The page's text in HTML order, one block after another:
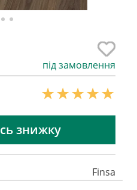
під замовлення
знижку
Finsa